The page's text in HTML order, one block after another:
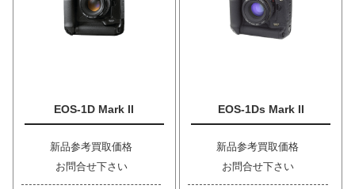
EOS-1D Mark II
新品参考買取価格
お問合せ下さい
EOS-1Ds Mark II
新品参考買取価格
お問合せ下さい